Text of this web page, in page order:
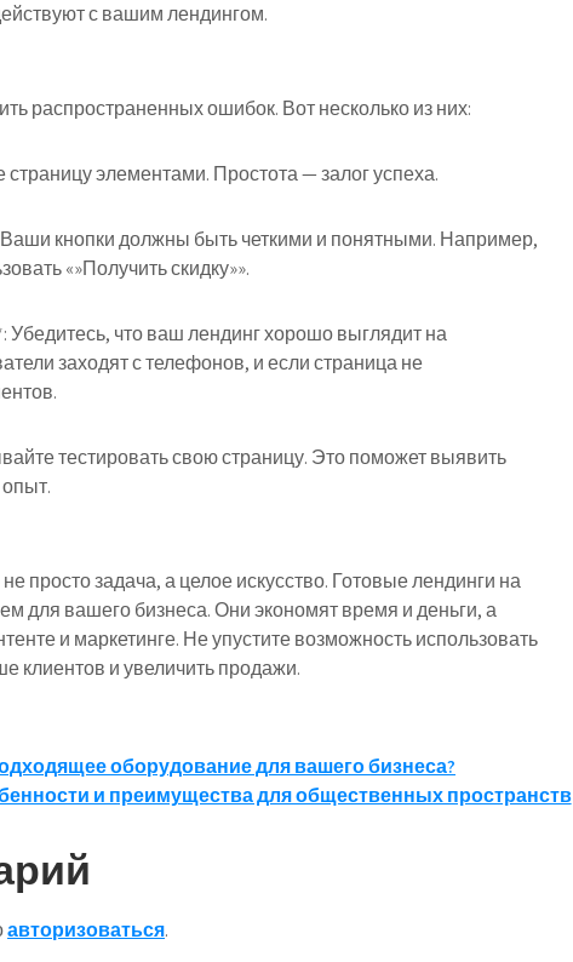
с вашим лендингом.
распространенных ошибок. Вот несколько из них:
элементами. Простота — залог успеха.
кнопки должны быть четкими и понятными. Например,
«»Получить скидку»».
что ваш лендинг хорошо выглядит на
заходят с телефонов, и если страница не
тестировать свою страницу. Это поможет выявить
просто задача, а целое искусство. Готовые лендинги на
для вашего бизнеса. Они экономят время и деньги, а
и маркетинге. Не упустите возможность использовать
клиентов и увеличить продажи.
оборудование для вашего бизнеса?
и преимущества для общественных пространств
авторизоваться.